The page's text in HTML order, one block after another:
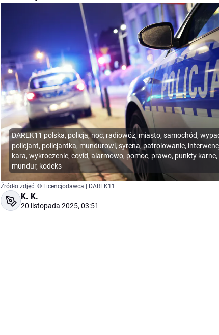
DAREK11 polska, policja, noc, radiowóz, miasto, samochód,
policjant, policjantka, mundurowi, syrena, patrolowanie,
kara, wykroczenie, covid, alarmowo, pomoc, prawo, punkty
mundur, kodeks
Źródło zdjęć: © Licencjodawca | DAREK11
K. K.
20 listopada 2025, 03:51